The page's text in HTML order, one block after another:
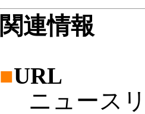
関連情報
■URL
ニュース